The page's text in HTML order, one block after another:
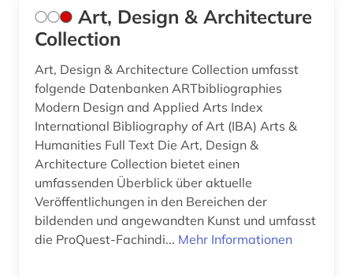
jazzband (1)
johann adolf (1)
johann adolph (1)
johann christian (2)
johann christoph friedrich (2)
johann joseph (1)
johann sebastian (4)
Art, Design & Architecture
Collection
Art, Design & Architecture Collection umfasst
folgende Datenbanken ARTbibliographies
Modern Design and Applied Arts Index
International Bibliography of Art (IBA) Arts &
Humanities Full Text Die Art, Design &
Architecture Collection bietet einen
umfassenden Überblick über aktuelle
Veröffentlichungen in den Bereichen der
bildenden und angewandten Kunst und umfasst
die ProQuest-Fachindi... Mehr Informationen